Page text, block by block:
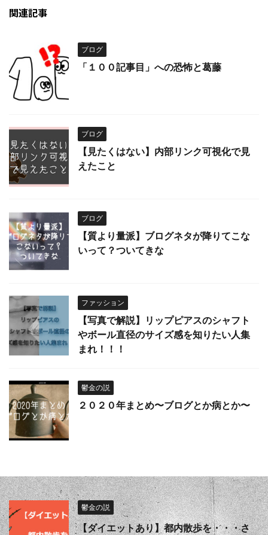
関連記事
ブログ
「１００記事目」への恐怖と葛藤
ブログ
【見たくはない】内部リンク可視化で見
えたこと
ブログ
【質より量派】ブログネタが降りてこな
いって？ついてきな
ファッション
【写真で解説】リップピアスのシャフト
やボール直径のサイズ感を知りたい人集
まれ！！！
鬱金の説
２０２０年まとめ〜ブログとか病とか〜
鬱金の説
【ダイエットあり】都内散歩を・・・さ